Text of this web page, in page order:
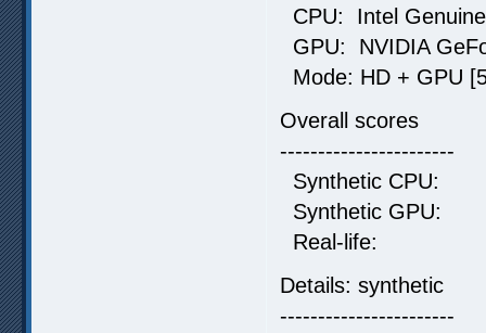
CPU: Intel
GPU: NVIDIA
Mode: HD + GPU
Overall scores
-----------------------
Synthetic
Synthetic
Real-life:
Details: synthetic
-----------------------